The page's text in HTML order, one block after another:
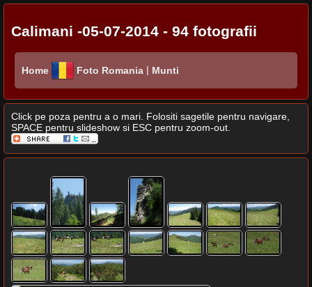
Calimani -05-07-2014 - 94 fotografii
Home Foto Romania | Munti
Click pe poza pentru a o mari. Folositi sagetile pentru navigare,
SPACE pentru slideshow si ESC pentru zoom-out.